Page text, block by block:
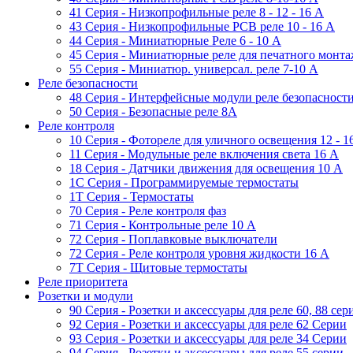
41 Серия - Низкопрофильные реле 8 - 12 - 16 A
43 Серия - Низкопрофильные PCB реле 10 - 16 A
44 Серия - Миниатюрные Реле 6 - 10 A
45 Серия - Миниатюрные реле для печатного
55 Cерия - Миниатюр. универсал. реле 7-10 A
Реле безопасности
48 Серия - Интерфейсные модули реле
50 Серия - Безопасные реле 8А
Реле контроля
10 Серия - Фотореле для уличного освещения 12 -
11 Серия - Модульные реле включения света 16 A
18 Серия - Датчики движения для освещения 10 A
1C Серия - Программируемые термостаты
1Т Серия - Термостаты
70 Серия - Реле контроля фаз
71 Серия - Контрольные реле 10 A
72 Серия - Поплавковые выключатели
72 Серия - Реле контроля уровня жидкости 16 А
7T Серия - Щитовые термостаты
Реле приоритета
Розетки и модули
90 Серия - Розетки и аксессуары для реле 60, 88
92 Серия - Розетки и аксессуары для реле 62 Серии
93 Серия - Розетки и аксессуары для реле 34 Серии